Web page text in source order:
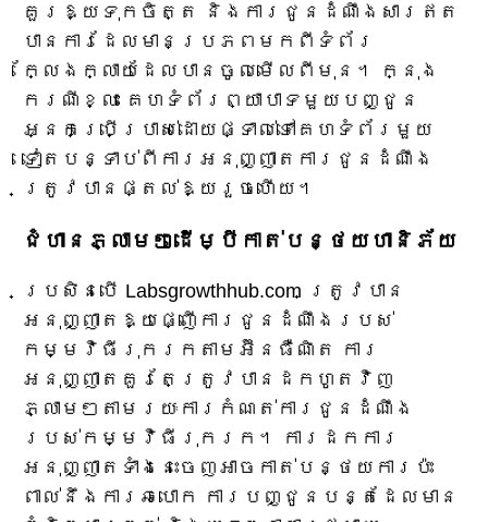
គួរឱ្យទុកចិត្ត និងការជូនដំណឹងសារឥត
បានការដែលមានប្រភពមកពីទំព័រ
ក្លែងក្លាយដែលបានចូលមើលពីមុន។ ក្នុង
ករណីខ្លះ គេហទំព័រព្យាបាទមួយបញ្ជូន
អ្នកប្រើប្រាស់ដោយផ្ទាល់ទៅគេហទំព័រមួយ
ទៀតបន្ទាប់ពីការអនុញ្ញាតការជូនដំណឹង
ត្រូវបានផ្តល់ឱ្យរួចហើយ។
ជំហានភ្លាមៗដើម្បីកាត់បន្ថយហានិភ័យ
ប្រសិនបើ Labsgrowthhub.com ត្រូវបាន
អនុញ្ញាតឱ្យផ្ញើការជូនដំណឹងរបស់
កម្មវិធីរុករកតាមអ៊ីនធឺណិត ការ
អនុញ្ញាតគួរតែត្រូវបានដកហូតវិញ
ភ្លាមៗតាមរយៈការកំណត់ការជូនដំណឹង
របស់កម្មវិធីរុករក។ ការដកការ
អនុញ្ញាតទាំងនេះចេញអាចកាត់បន្ថយការប៉ះ
ពាល់នឹងការឆបោក ការបញ្ជូនបន្តដែលមាន